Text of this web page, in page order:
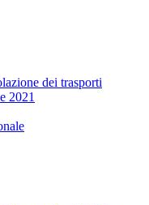
dei trasporti
2021